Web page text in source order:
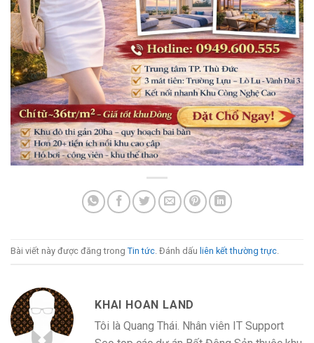
Bài viết này được đăng trong Tin tức. Đánh dấu liên kết thường trực.
KHAI HOAN LAND
Tôi là Quang Thái. Nhân viên IT Support